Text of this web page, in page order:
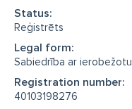
Status:
Reģistrēts
Legal form:
Sabiedrība ar
Registration number:
40103198276